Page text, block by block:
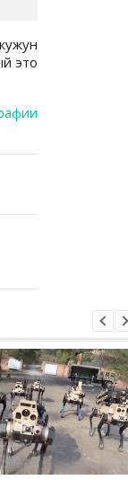
это